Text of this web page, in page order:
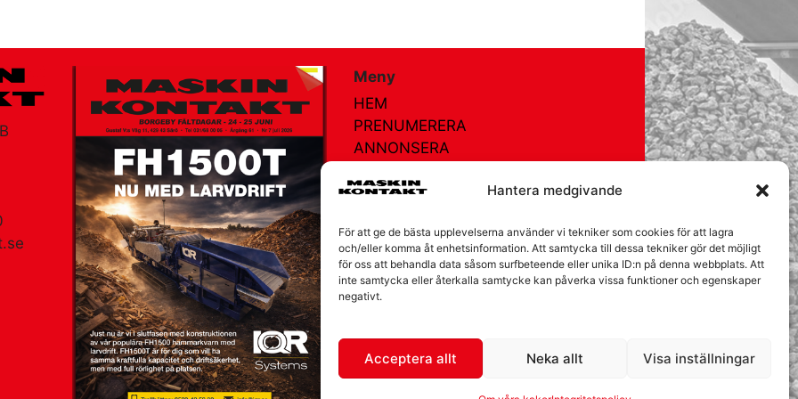
Hantera medgivande
För att ge de bästa upplevelserna använder vi tekniker som cookies för att lagra
och/eller komma åt enhetsinformation. Att samtycka till dessa tekniker gör det möjligt
för oss att behandla data såsom surfbeteende eller unika ID:n på denna webbplats. Att
inte samtycka eller återkalla samtycke kan påverka vissa funktioner och egenskaper
negativt.
Acceptera allt Neka allt Visa inställningar
Meny
HEM
PRENUMERERA
ANNONSERA
MÄSSOR
KONTAKT
OM VÅRA KAKOR